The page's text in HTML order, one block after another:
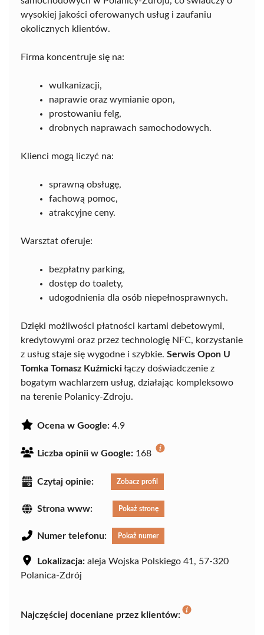
wysokiej jakości oferowanych usług i zaufaniu
okolicznych klientów.
Firma koncentruje się na:
wulkanizacji,
naprawie oraz wymianie opon,
prostowaniu felg,
drobnych naprawach samochodowych.
Klienci mogą liczyć na:
sprawną obsługę,
fachową pomoc,
atrakcyjne ceny.
Warsztat oferuje:
bezpłatny parking,
dostęp do toalety,
udogodnienia dla osób niepełnosprawnych.
Dzięki możliwości płatności kartami debetowymi,
kredytowymi oraz przez technologię NFC, korzystanie
z usług staje się wygodne i szybkie. Serwis Opon U
Tomka Tomasz Kuźmickiłączy doświadczenie z
bogatym wachlarzem usług, działając kompleksowo
na terenie Polanicy-Zdroju.
Ocena w Google: 4.9
Liczba opinii w Google: 168
Czytaj opinie: Zobacz profil
Strona www: Pokaż stronę
Numer telefonu: Pokaż numer
Lokalizacja: aleja Wojska Polskiego 41, 57-320
Polanica-Zdrój
Najczęściej doceniane przez klientów: